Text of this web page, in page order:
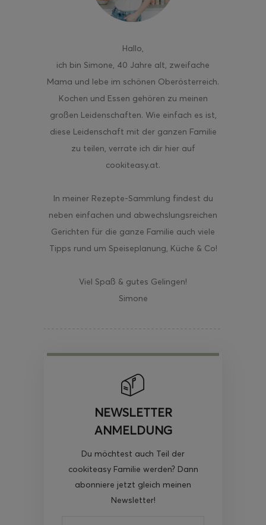
Hallo,
ich bin Simone, 40 Jahre alt, zweifache
Mama und lebe im schönen Oberösterreich.
Kochen und Essen gehören zu meinen
großen Leidenschaften. Wie einfach es ist,
diese Leidenschaft mit der ganzen Familie
zu teilen, verrate ich dir hier auf
cookiteasy.at.
In meiner Rezepte-Sammlung findest du
neben einfachen und abwechslungsreichen
Gerichten für die ganze Familie auch viele
Tipps rund um Speiseplanung, Küche & Co!
Viel Spaß & gutes Gelingen!
Simone
NEWSLETTER
ANMELDUNG
Du möchtest auch Teil der
cookiteasy Familie werden? Dann
abonniere jetzt gleich meinen
Newsletter!